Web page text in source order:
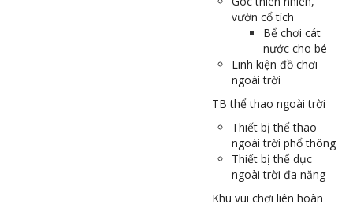
vườn cổ tích
Bể chơi cát
nước cho bé
Linh kiện đồ chơi
ngoài trời
TB thể thao ngoài trời
Thiết bị thể thao
ngoài trời phổ thông
Thiết bị thể dục
ngoài trời đa năng
Khu vui chơi liên hoàn